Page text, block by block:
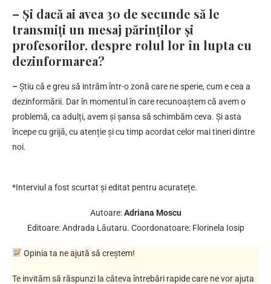
– Și dacă ai avea 30 de secunde să le
transmiți un mesaj părinților și
profesorilor, despre rolul lor în lupta cu
dezinformarea?
–Știu că e greu să intrăm într-o zonă care ne sperie, cum e cea a
dezinformării. Dar în momentul în care recunoaștem că avem o
problemă, ca adulți, avem și șansa să schimbăm ceva. Și asta
începe cu grijă, cu atenție și cu timp acordat celor mai tineri dintre
noi.
*Interviul a fost scurtat și editat pentru acuratețe.
Autoare:Adriana Moscu
Editoare: Andrada Lăutaru. Coordonatoare: Florinela Iosip
Opinia ta ne ajută să creștem!
Te invităm să răspunzi la câteva întrebări rapide care ne vor ajuta